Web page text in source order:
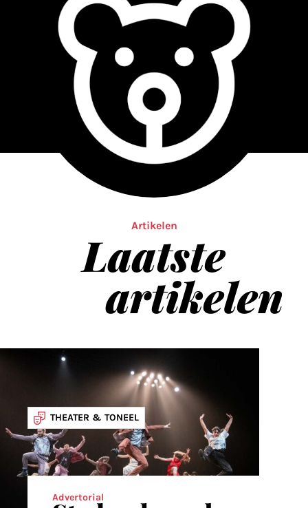
Artikelen
Laatste
artikelen
THEATER & TONEEL
Advertorial